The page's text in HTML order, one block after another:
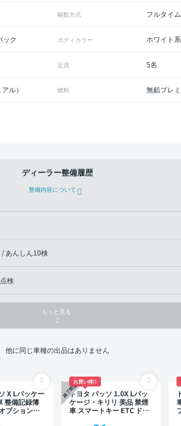
駆動方式 フルタイ
ック ボディカラー ホワイト系
定員 5名
ル） 燃料 無鉛プレ
ディーラー整備履歴
整備内容について
あんしん10検
検
もっと見る
他に同じ車種の出品はありません
X Lパッケー
整備記録簿
プションナ
終了間近
お買い得!!
トヨタ パッソ 1.0X Lパッ
ケージ・キリリ 美品 禁煙
車 スマートキー ETC ドラ